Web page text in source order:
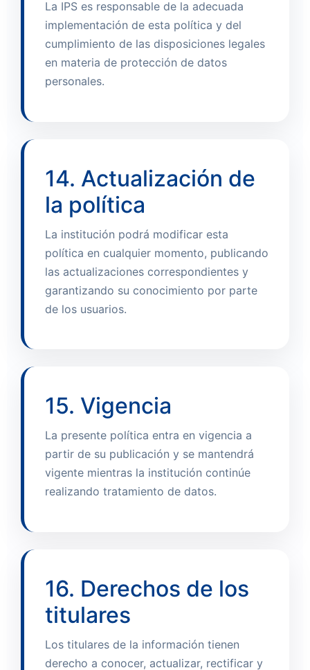
La IPS es responsable de la adecuada
implementación de esta política y del
cumplimiento de las disposiciones legales
en materia de protección de datos
personales.
14. Actualización de
la política
La institución podrá modificar esta
política en cualquier momento, publicando
las actualizaciones correspondientes y
garantizando su conocimiento por parte
de los usuarios.
15. Vigencia
La presente política entra en vigencia a
partir de su publicación y se mantendrá
vigente mientras la institución continúe
realizando tratamiento de datos.
16. Derechos de los
titulares
Los titulares de la información tienen
derecho a conocer, actualizar, rectificar y